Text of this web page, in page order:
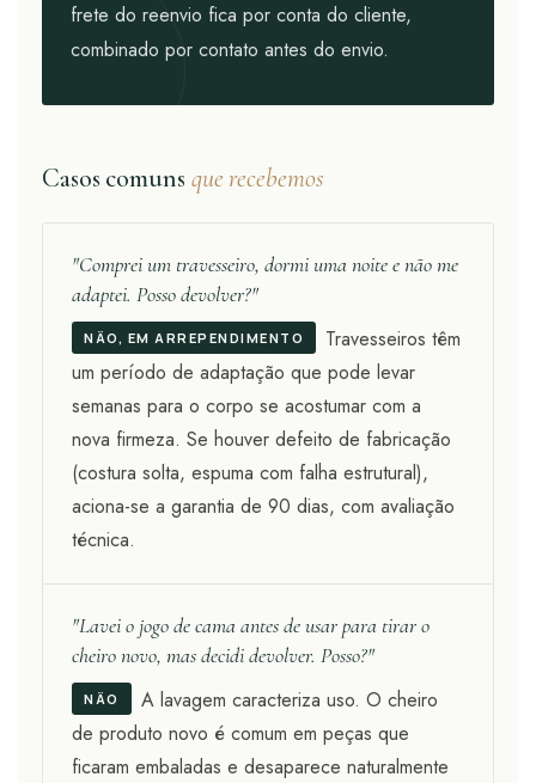
frete do reenvio fica por conta do cliente,
combinado por contato antes do envio.
Casos comuns que recebemos
"Comprei um travesseiro, dormi uma noite e não me
adaptei. Posso devolver?"
NÃO, EM ARREPENDIMENTO
Travesseiros têm
um período de adaptação que pode levar
semanas para o corpo se acostumar com a
nova firmeza. Se houver defeito de fabricação
(costura solta, espuma com falha estrutural),
aciona-se a garantia de 90 dias, com avaliação
técnica.
"Lavei o jogo de cama antes de usar para tirar o
cheiro novo, mas decidi devolver. Posso?"
NÃO
A lavagem caracteriza uso. O cheiro
de produto novo é comum em peças que
ficaram embaladas e desaparece naturalmente